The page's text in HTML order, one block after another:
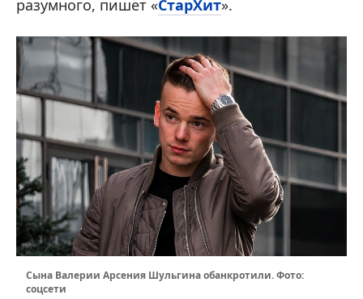
разумного, пишет «СтарХит».
Сына Валерии Арсения Шульгина обанкротили. Фото:
соцсети